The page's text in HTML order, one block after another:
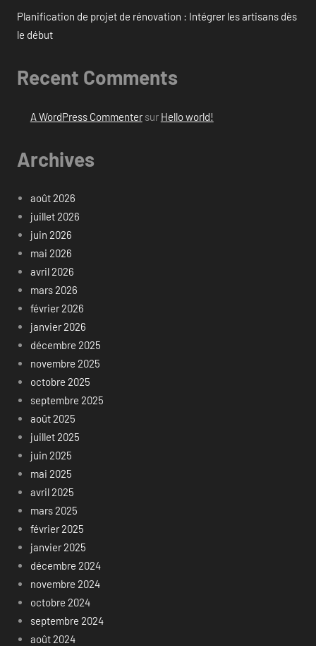
Planification de projet de rénovation : Intégrer les artisans dès
le début
Recent Comments
A WordPress Commentersur Hello world!
Archives
août 2026
juillet 2026
juin 2026
mai 2026
avril 2026
mars 2026
février 2026
janvier 2026
décembre 2025
novembre 2025
octobre 2025
septembre 2025
août 2025
juillet 2025
juin 2025
mai 2025
avril 2025
mars 2025
février 2025
janvier 2025
décembre 2024
novembre 2024
octobre 2024
septembre 2024
août 2024